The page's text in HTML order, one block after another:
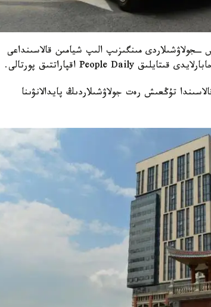
مىنگىزىپ الىپ شيامىن قالاسىنداعى
تۇڭعىش رەت جولاۋشىلاردىڭ پايدالانۋىنا